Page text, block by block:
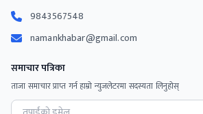
9843567548
namankhabar@gmail.com
समाचार पत्रिका
ताजा समाचार प्राप्त गर्न हाम्रो न्युजलेटरमा सदस्यता लिनुहोस्